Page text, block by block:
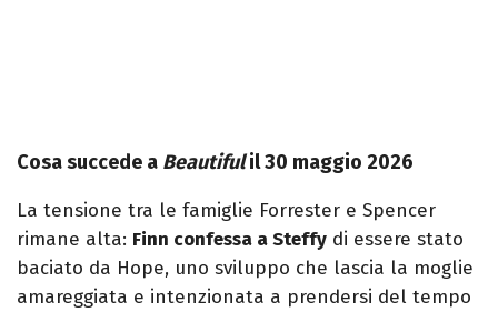
Cosa succede a Beautifulil 30 maggio 2026
La tensione tra le famiglie Forrester e Spencer
rimane alta: Finn confessa a Steffy di essere stato
baciato da Hope, uno sviluppo che lascia la moglie
amareggiata e intenzionata a prendersi del tempo